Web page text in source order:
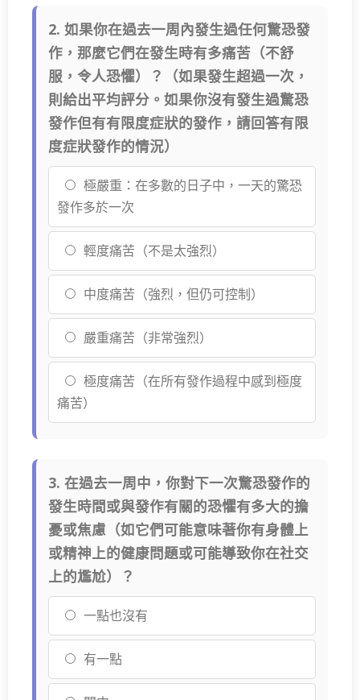
2. 如果你在過去一周內發生過任何驚恐發
作，那麼它們在發生時有多痛苦（不舒
服，令人恐懼）？（如果發生超過一次，
則給出平均評分。如果你沒有發生過驚恐
發作但有有限度症狀的發作，請回答有限
度症狀發作的情況）
極嚴重：在多數的日子中，一天的驚恐
發作多於一次
輕度痛苦（不是太強烈）
中度痛苦（強烈，但仍可控制）
嚴重痛苦（非常強烈）
極度痛苦（在所有發作過程中感到極度
痛苦）
3. 在過去一周中，你對下一次驚恐發作的
發生時間或與發作有關的恐懼有多大的擔
憂或焦慮（如它們可能意味著你有身體上
或精神上的健康問題或可能導致你在社交
上的尷尬）？
一點也沒有
有一點